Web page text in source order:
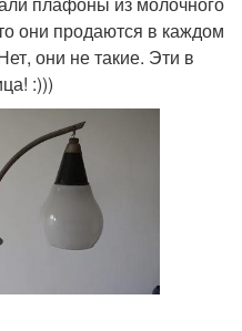
они продаются в каждом
они не такие. Эти в
:)))